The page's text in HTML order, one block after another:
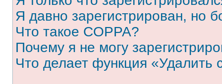
Я давно зарегистрирован, но
Что такое COPPA?
Почему я не могу
Что делает функция «Удалить